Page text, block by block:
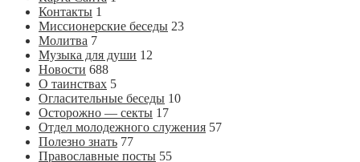
Контакты 1
Миссионерские беседы 23
Молитва 7
Музыка для души 12
Новости 688
О таинствах 5
Огласительные беседы 10
Осторожно — секты 17
Отдел молодежного служения 57
Полезно знать 77
Православные посты 55